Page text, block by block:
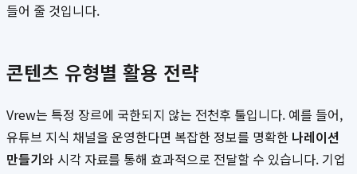
들어 줄 것입니다.
콘텐츠 유형별 활용 전략
Vrew는 특정 장르에 국한되지 않는 전천후 툴입니다. 예를 들어,
유튜브 지식 채널을 운영한다면 복잡한 정보를 명확한 나레이션
만들기와 시각 자료를 통해 효과적으로 전달할 수 있습니다. 기업